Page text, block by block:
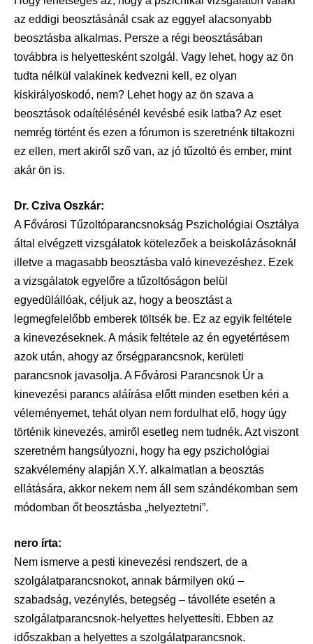
az eddigi beosztásánál csak az eggyel alacsonyabb
beosztásba alkalmas. Persze a régi beosztásában
továbbra is helyettesként szolgál. Vagy lehet, hogy az ön
tudta nélkül valakinek kedvezni kell, ez olyan
kiskirályoskodó, nem? Lehet hogy az ön szava a
beosztások odaítélésénél kevésbé esik latba? Az eset
nemrég történt és ezen a fórumon is szeretnénk tiltakozni
ez ellen, mert akiről sző van, az jó tűzoltó és ember, mint
akár ön is.
Dr. Cziva Oszkár:
A Fővárosi Tűzoltóparancsnokság Pszichológiai Osztálya
által elvégzett vizsgálatok kötelezőek a beiskolázásoknál
illetve a magasabb beosztásba való kinevezéshez. Ezek
a vizsgálatok egyelőre a tűzoltóságon belül
egyedülállóak, céljuk az, hogy a beosztást a
legmegfelelőbb emberek töltsék be. Ez az egyik feltétele
a kinevezéseknek. A másik feltétele az én egyetértésem
azok után, ahogy az őrségparancsnok, kerületi
parancsnok javasolja. A Fővárosi Parancsnok Úr a
kinevezési parancs aláírása előtt minden esetben kéri a
véleményemet, tehát olyan nem fordulhat elő, hogy úgy
történik kinevezés, amiről esetleg nem tudnék. Azt viszont
szeretném hangsúlyozni, hogy ha egy pszichológiai
szakvélemény alapján X.Y. alkalmatlan a beosztás
ellátására, akkor nekem nem áll sem szándékomban sem
módomban őt beosztásba „helyeztetni”.
nero írta:
Nem ismerve a pesti kinevezési rendszert, de a
szolgálatparancsnokot, annak bármilyen okú –
szabadság, vezénylés, betegség – távolléte esetén a
szolgálatparancsnok-helyettes helyettesíti. Ebben az
időszakban a helyettes a szolgálatparancsnok.